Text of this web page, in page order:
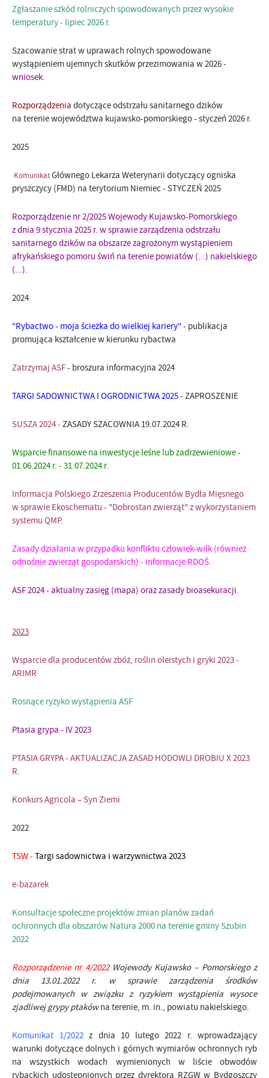
Zgłaszanie szkód rolniczych spowodowanych przez wysokie
temperatury - lipiec 2026 r.
Szacowanie strat w uprawach rolnych spowodowane
wystąpieniem ujemnych skutków przezimowania w 2026 -
wniosek.
Rozporządzenia dotyczące odstrzału sanitarnego dzików
na terenie województwa kujawsko-pomorskiego - styczeń 2026 r.
2025
KomunikatGłównego Lekarza Weterynarii dotyczący ogniska
pryszczycy (FMD) na terytorium Niemiec - STYCZEŃ 2025
Rozporządzenie nr 2/2025 Wojewody Kujawsko-Pomorskiego
z dnia 9 stycznia 2025 r. w sprawie zarządzenia odstrzału
sanitarnego dzików na obszarze zagrożonym wystąpieniem
afrykańskiego pomoru świń na terenie powiatów (...) nakielskiego
(...).
2024
"Rybactwo - moja ścieżka do wielkiej kariery"- publikacja
promująca kształcenie w kierunku rybactwa
Zatrzymaj ASF- broszura informacyjna 2024
TARGI SADOWNICTWA I OGRODNICTWA 2025- ZAPROSZENIE
SUSZA 2024 - ZASADY SZACOWNIA 19.07.2024 R.
Wsparcie finansowe na inwestycje leśne lub zadrzewieniowe -
01.06.2024 r. - 31.07.2024 r.
Informacja Polskiego Zrzeszenia Producentów Bydła Mięsnego
w sprawie Ekoschematu - "Dobrostan zwierząt" z wykorzystaniem
systemu QMP.
Zasady działania w przypadku konfliktu człowiek-wilk (również
odnośnie zwierząt gospodarskich) - informacje RDOŚ.
ASF 2024 - aktualny zasięg (mapa) oraz zasady bioasekuracji.
2023
Wsparcie dla producentów zbóż, roślin oleistych i gryki 2023 -
ARIMR
Rosnące ryzyko wystąpienia ASF
Ptasia grypa - IV 2023
PTASIA GRYPA - AKTUALIZACJA ZASAD HODOWLI DROBIU X 2023
R.
Konkurs Agricola – Syn Ziemi
2022
TSW- Targi sadownictwa i warzywnictwa 2023
e-bazarek
Konsultacje społeczne projektów zmian planów zadań
ochronnych dla obszarów Natura 2000 na terenie gminy Szubin
2022
Rozporządzenie nr 4/2022 Wojewody Kujawsko – Pomorskiegoz
dnia 13.01.2022 r. w sprawie zarządzenia środków
podejmowanych w związku z ryzykiem wystąpienia wysoce
zjadliwej grypy ptakówna terenie, m. in., powiatu nakielskiego.
Komunikat 1/2022 z dnia 10 lutego 2022 r. wprowadzający
warunki dotyczące dolnych i górnych wymiarów ochronnych ryb
na wszystkich wodach wymienionych w liście obwodów
rybackich udostępnionych przez dyrektora RZGW w Bydgoszczy